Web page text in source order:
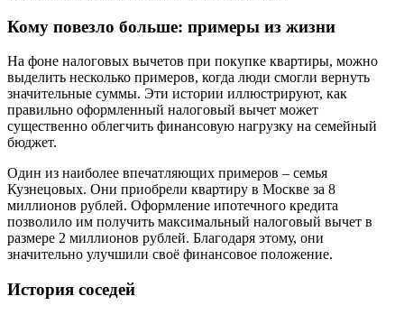
Кому повезло больше: примеры из жизни
На фоне налоговых вычетов при покупке квартиры, можно
выделить несколько примеров, когда люди смогли вернуть
значительные суммы. Эти истории иллюстрируют, как
правильно оформленный налоговый вычет может
существенно облегчить финансовую нагрузку на семейный
бюджет.
Один из наиболее впечатляющих примеров – семья
Кузнецовых. Они приобрели квартиру в Москве за 8
миллионов рублей. Оформление ипотечного кредита
позволило им получить максимальный налоговый вычет в
размере 2 миллионов рублей. Благодаря этому, они
значительно улучшили своё финансовое положение.
История соседей